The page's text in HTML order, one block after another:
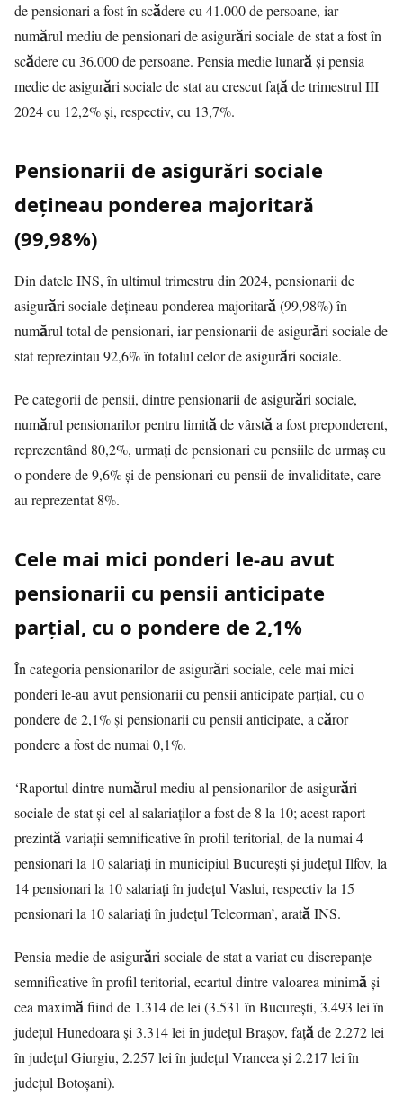
de pensionari a fost în scădere cu 41.000 de persoane, iar
numărul mediu de pensionari de asigurări sociale de stat a fost în
scădere cu 36.000 de persoane. Pensia medie lunară și pensia
medie de asigurări sociale de stat au crescut față de trimestrul III
2024 cu 12,2% și, respectiv, cu 13,7%.
Pensionarii de asigurări sociale
dețineau ponderea majoritară
(99,98%)
Din datele INS, în ultimul trimestru din 2024, pensionarii de
asigurări sociale dețineau ponderea majoritară (99,98%) în
numărul total de pensionari, iar pensionarii de asigurări sociale de
stat reprezintau 92,6% în totalul celor de asigurări sociale.
Pe categorii de pensii, dintre pensionarii de asigurări sociale,
numărul pensionarilor pentru limită de vârstă a fost preponderent,
reprezentând 80,2%, urmați de pensionari cu pensiile de urmaș cu
o pondere de 9,6% și de pensionari cu pensii de invaliditate, care
au reprezentat 8%.
Cele mai mici ponderi le-au avut
pensionarii cu pensii anticipate
parțial, cu o pondere de 2,1%
În categoria pensionarilor de asigurări sociale, cele mai mici
ponderi le-au avut pensionarii cu pensii anticipate parțial, cu o
pondere de 2,1% și pensionarii cu pensii anticipate, a căror
pondere a fost de numai 0,1%.
‘Raportul dintre numărul mediu al pensionarilor de asigurări
sociale de stat și cel al salariaților a fost de 8 la 10; acest raport
prezintă variații semnificative în profil teritorial, de la numai 4
pensionari la 10 salariați în municipiul București și județul Ilfov, la
14 pensionari la 10 salariați în județul Vaslui, respectiv la 15
pensionari la 10 salariați în județul Teleorman’, arată INS.
Pensia medie de asigurări sociale de stat a variat cu discrepanțe
semnificative în profil teritorial, ecartul dintre valoarea minimă și
cea maximă fiind de 1.314 de lei (3.531 în București, 3.493 lei în
județul Hunedoara și 3.314 lei în județul Brașov, față de 2.272 lei
în județul Giurgiu, 2.257 lei în județul Vrancea și 2.217 lei în
județul Botoșani).